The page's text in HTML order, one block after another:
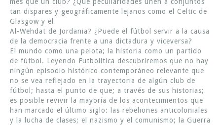
tan dispares y geográficamente lejanos como el Celtic de
Glasgow y el
Al-Wehdat de Jordania? ¿Puede el fútbol servir a la causa
de la democracia frente a una dictadura y viceversa?
El mundo como una pelota; la historia como un partido
de fútbol. Leyendo Futbolítica descubriremos que no hay
ningún episodio histórico contemporáneo relevante que
no se vea reflejado en la trayectoria de algún club de
fútbol; hasta el punto de que; a través de sus historias;
es posible revivir la mayoría de los acontecimientos que
han marcado el último siglo: las rebeliones anticoloniales
y la lucha de clases; el nazismo y el comunismo; la Guerra